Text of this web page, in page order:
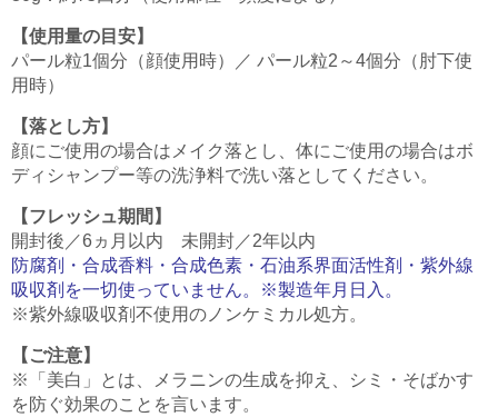
【使用量の目安】
パール粒1個分（顔使用時）／ パール粒2～4個分（肘下使
用時）
【落とし方】
顔にご使用の場合はメイク落とし、体にご使用の場合はボ
ディシャンプー等の洗浄料で洗い落としてください。
【フレッシュ期間】
開封後／6ヵ月以内 未開封／2年以内
防腐剤・合成香料・合成色素・石油系界面活性剤・紫外線
吸収剤を一切使っていません。※製造年月日入。
※紫外線吸収剤不使用のノンケミカル処方。
【ご注意】
※「美白」とは、メラニンの生成を抑え、シミ・そばかす
を防ぐ効果のことを言います。